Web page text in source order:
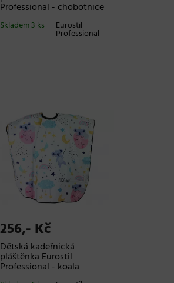
Professional - chobotnice
Eurostil
Professional
Skladem 3 ks
256,- Kč
Dětská kadeřnická
pláštěnka Eurostil
Professional - koala